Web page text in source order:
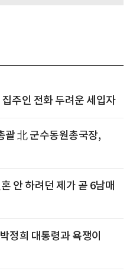
주인 전화 두려운 세입자
괄 北 군수동원총국장,
안 하려던 제가 곧 6남매
정희 대통령과 욕쟁이